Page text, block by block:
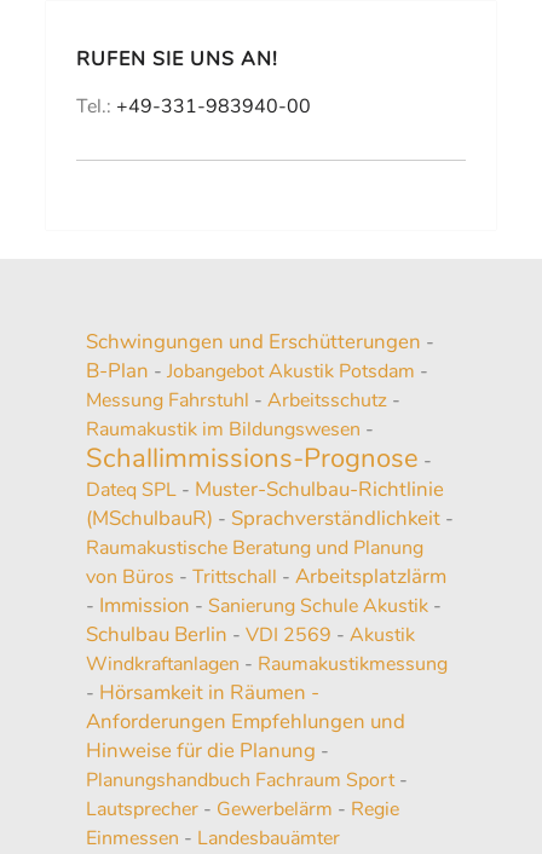
RUFEN SIE UNS AN!
Tel.: +49-331-983940-00
Schwingungen und Erschütterungen -
B-Plan - Jobangebot Akustik Potsdam -
Messung Fahrstuhl - Arbeitsschutz-
Raumakustik im Bildungswesen -
Schallimmissions-Prognose -
Dateq SPL- Muster-Schulbau-Richtlinie
(MSchulbauR) - Sprachverständlichkeit-
Raumakustische Beratung und Planung
von Büros - Trittschall - Arbeitsplatzlärm
- Immission - Sanierung Schule Akustik-
Schulbau Berlin - VDI 2569 - Akustik
Windkraftanlagen - Raumakustikmessung
- Hörsamkeit in Räumen -
Anforderungen Empfehlungen und
Hinweise für die Planung -
Planungshandbuch Fachraum Sport-
Lautsprecher- Gewerbelärm - Regie
Einmessen - Landesbauämter